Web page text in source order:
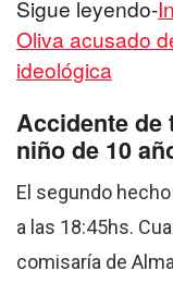
Sigue leyendo-
Oliva acusado
ideológica
Accidente de
niño de 10
El segundo
a las 18:45hs.
comisaría de